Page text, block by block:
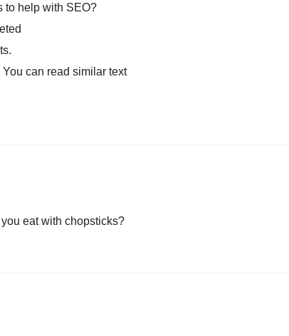
to help with SEO?
can read similar text
eat with chopsticks?